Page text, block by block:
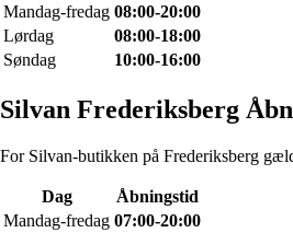
Mandag-fredag 08:00-20:00
Lørdag
08:00-18:00
Søndag
10:00-16:00
Silvan Frederiksberg
For Silvan-butikken på Frederiksberg
Dag
Åbningstid
Mandag-fredag 07:00-20:00